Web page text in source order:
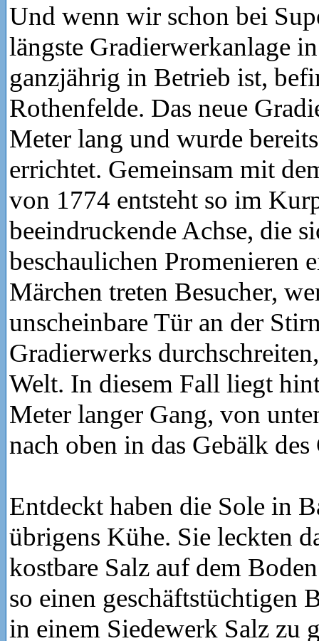
Und wenn wir schon bei
längste Gradierwerkanlage
ganzjährig in Betrieb ist,
Rothenfelde. Das neue
Meter lang und wurde
errichtet. Gemeinsam mit
von 1774 entsteht so im
beeindruckende Achse, die
beschaulichen Promenieren
Märchen treten Besucher,
unscheinbare Tür an der
Gradierwerks
Welt. In diesem Fall liegt
Meter langer Gang, von
nach oben in das Gebälk
Entdeckt haben die Sole in
übrigens Kühe. Sie leckten
kostbare Salz auf dem
so einen geschäftstüchtigen
in einem Siedewerk Salz zu